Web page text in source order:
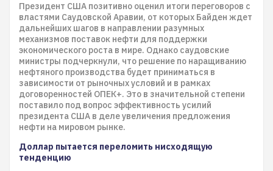
Президент США позитивно оценил итоги переговоров с
властями Саудовской Аравии, от которых Байден ждет
дальнейших шагов в направлении разумных
механизмов поставок нефти для поддержки
экономического роста в мире. Однако саудовские
министры подчеркнули, что решение по наращиванию
нефтяного производства будет приниматься в
зависимости от рыночных условий и в рамках
договоренностей ОПЕК+. Это в значительной степени
поставило под вопрос эффективность усилий
президента США в деле увеличения предложения
нефти на мировом рынке.
Доллар пытается переломить нисходящую
тенденцию